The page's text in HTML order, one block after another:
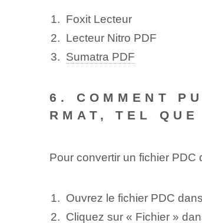
Foxit ⁤Lecteur
Lecteur Nitro PDF
Sumatra PDF
6. COMMENT
RMAT, TEL
Pour convertir un fichier
Ouvrez le fichier PDC
Cliquez sur « Fichier »